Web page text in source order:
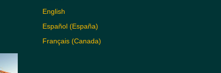
English
Español (España)
Français (Canada)